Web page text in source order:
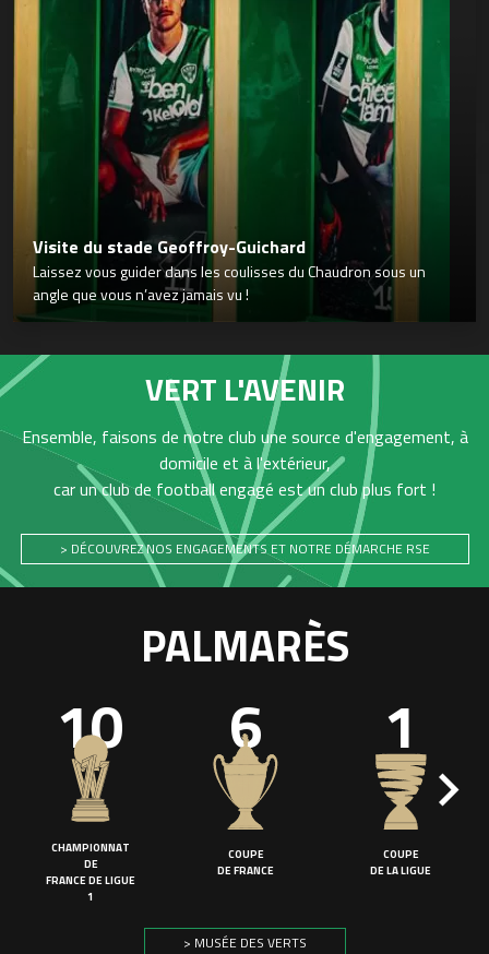
Visite du stade Geoffroy-Guichard
Laissez vous guider dans les coulisses du Chaudron sous un
angle que vous n’avez jamais vu !
VERT L'AVENIR
Ensemble, faisons de notre club une source d'engagement, à
domicile et à l'extérieur,
car un club de football engagé est un club plus fort !
> DÉCOUVREZ NOS ENGAGEMENTS ET NOTRE DÉMARCHE RSE
PALMARÈS
10
CHAMPIONNAT
DE
FRANCE DE LIGUE
1
6
COUPE
DE FRANCE
1
COUPE
DE LA LIGUE
> MUSÉE DES VERTS